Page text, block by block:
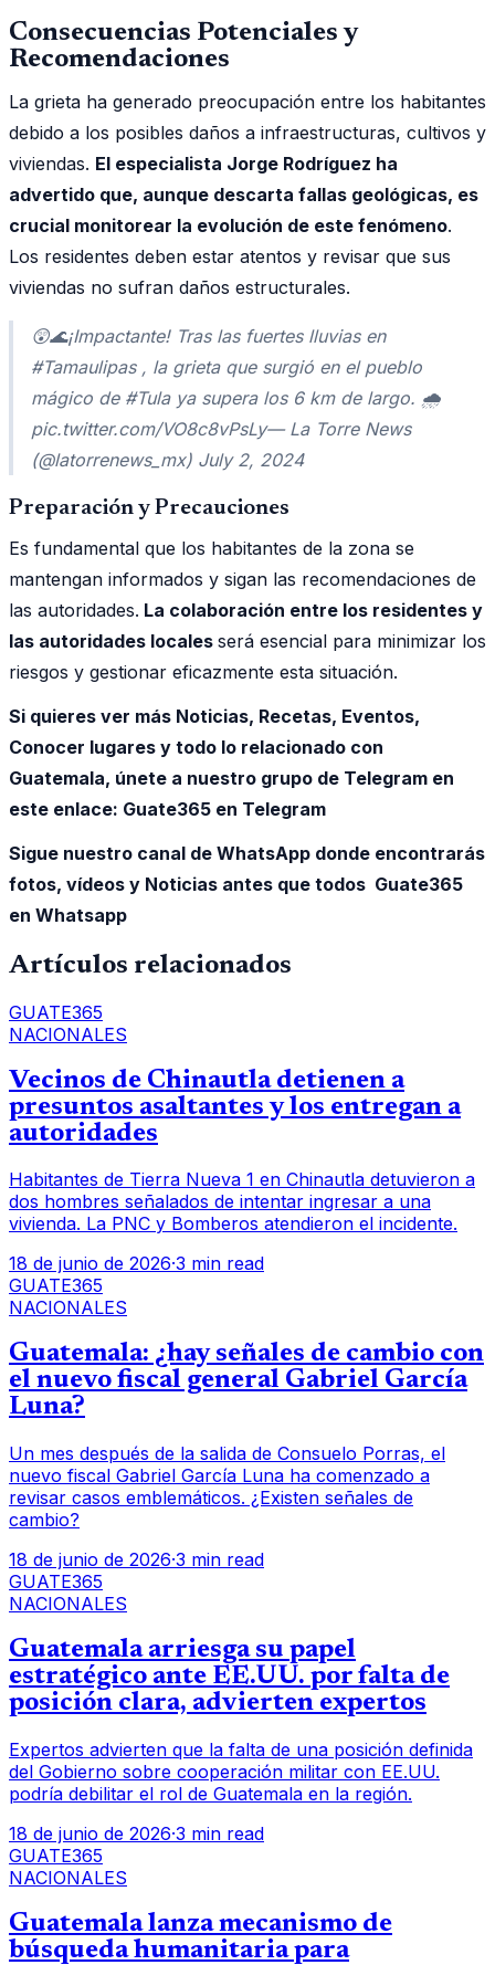
Consecuencias Potenciales y
Recomendaciones
La grieta ha generado preocupación entre los habitantes
debido a los posibles daños a infraestructuras, cultivos y
viviendas. El especialista Jorge Rodríguez ha
advertido que, aunque descarta fallas geológicas, es
crucial monitorear la evolución de este fenómeno.
Los residentes deben estar atentos y revisar que sus
viviendas no sufran daños estructurales.
😲🌊¡Impactante! Tras las fuertes lluvias en
#Tamaulipas , la grieta que surgió en el pueblo
mágico de #Tula ya supera los 6 km de largo. 🌧️
pic.twitter.com/VO8c8vPsLy— La Torre News
(@latorrenews_mx) July 2, 2024
Preparación y Precauciones
Es fundamental que los habitantes de la zona se
mantengan informados y sigan las recomendaciones de
las autoridades. La colaboración entre los residentes y
las autoridades locales será esencial para minimizar los
riesgos y gestionar eficazmente esta situación.
Si quieres ver más Noticias, Recetas, Eventos,
Conocer lugares y todo lo relacionado con
Guatemala, únete a nuestro grupo de Telegram en
este enlace: Guate365 en Telegram
Sigue nuestro canal de WhatsApp donde encontrarás
fotos, vídeos y Noticias antes que todos Guate365
en Whatsapp
Artículos relacionados
GUATE365
NACIONALES
Vecinos de Chinautla detienen a
presuntos asaltantes y los entregan a
autoridades
Habitantes de Tierra Nueva 1 en Chinautla detuvieron a
dos hombres señalados de intentar ingresar a una
vivienda. La PNC y Bomberos atendieron el incidente.
18 de junio de 2026·3 min read
GUATE365
NACIONALES
Guatemala: ¿hay señales de cambio con
el nuevo fiscal general Gabriel García
Luna?
Un mes después de la salida de Consuelo Porras, el
nuevo fiscal Gabriel García Luna ha comenzado a
revisar casos emblemáticos. ¿Existen señales de
cambio?
18 de junio de 2026·3 min read
GUATE365
NACIONALES
Guatemala arriesga su papel
estratégico ante EE.UU. por falta de
posición clara, advierten expertos
Expertos advierten que la falta de una posición definida
del Gobierno sobre cooperación militar con EE.UU.
podría debilitar el rol de Guatemala en la región.
18 de junio de 2026·3 min read
GUATE365
NACIONALES
Guatemala lanza mecanismo de
búsqueda humanitaria para